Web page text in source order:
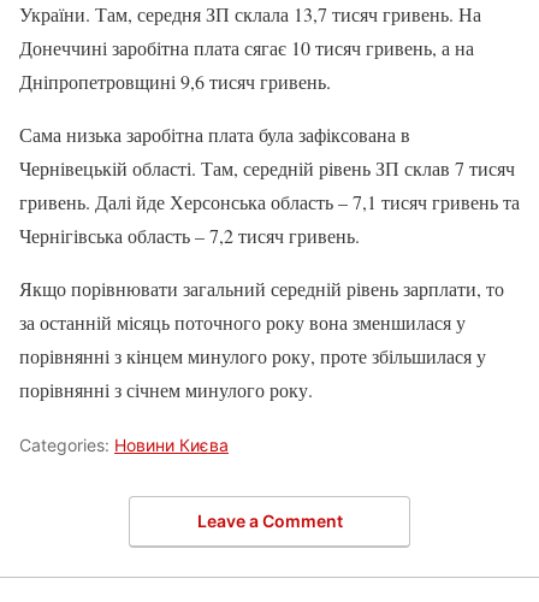
України. Там, середня ЗП склала 13,7 тисяч гривень. На
Донеччині заробітна плата сягає 10 тисяч гривень, а на
Дніпропетровщині 9,6 тисяч гривень.
Сама низька заробітна плата була зафіксована в
Чернівецькій області. Там, середній рівень ЗП склав 7 тисяч
гривень. Далі йде Херсонська область – 7,1 тисяч гривень та
Чернігівська область – 7,2 тисяч гривень.
Якщо порівнювати загальний середній рівень зарплати, то
за останній місяць поточного року вона зменшилася у
порівнянні з кінцем минулого року, проте збільшилася у
порівнянні з січнем минулого року.
Categories: Новини Києва
Leave a Comment